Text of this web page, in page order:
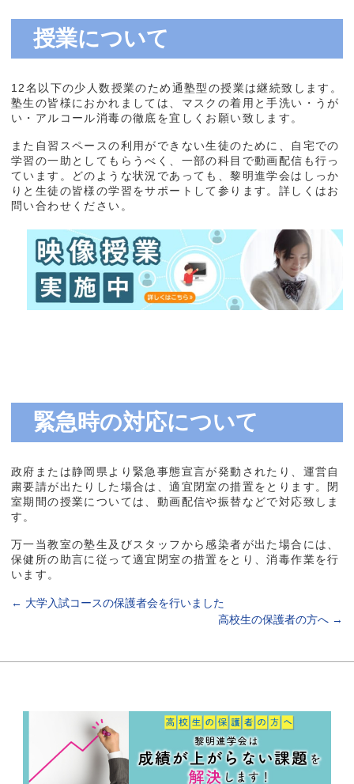
授業について
12名以下の少人数授業のため通塾型の授業は継続致します。
塾生の皆様におかれましては、マスクの着用と手洗い・うが
い・アルコール消毒の徹底を宜しくお願い致します。
また自習スペースの利用ができない生徒のために、自宅での
学習の一助としてもらうべく、一部の科目で動画配信も行っ
ています。どのような状況であっても、黎明進学会はしっか
りと生徒の皆様の学習をサポートして参ります。詳しくはお
問い合わせください。
緊急時の対応について
政府または静岡県より緊急事態宣言が発動されたり、運営自
粛要請が出たりした場合は、適宜閉室の措置をとります。閉
室期間の授業については、動画配信や振替などで対応致しま
す。
万一当教室の塾生及びスタッフから感染者が出た場合には、
保健所の助言に従って適宜閉室の措置をとり、消毒作業を行
います。
← 大学入試コースの保護者会を行いました
高校生の保護者の方へ →